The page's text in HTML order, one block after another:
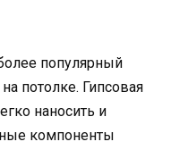
популярный
потолке. Гипсовая
наносить и
компоненты